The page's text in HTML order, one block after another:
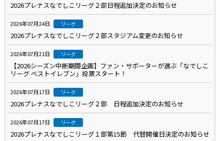
2026プレナスなでしこリーグ２部日程追加決定のお知らせ
2026年07月24日 リーグ
2026プレナスなでしこリーグ２部スタジアム変更のお知らせ
2026年07月21日 リーグ
【2026シーズン中断期間企画】ファン・サポーターが選ぶ「なでしこ
リーグ ベストイレブン」投票スタート！
2026年07月17日 リーグ
2026プレナスなでしこリーグ２部 日程追加決定のお知らせ
2026年07月17日 リーグ
2026プレナスなでしこリーグ１部第15節 代替開催日決定のお知らせ